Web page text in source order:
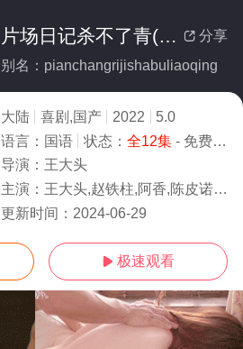
 分享
片场日记杀不了青(全集)
别名：pianchangrijishabuliaoqing
大陆 喜剧,国产 2022
5.0
语言： 国语 状态： 全12集- 免费在线观看
导演： 王大头
主演： 王大头,赵铁柱,阿香,陈皮诺,陈胖胖,张耀锋,张全蛋
更新时间： 2024-06-29
 极速观看